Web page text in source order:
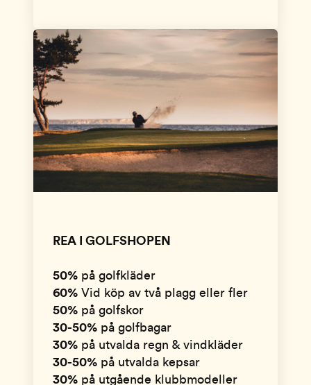
REA I GOLFSHOPEN
50% på golfkläder
60% Vid köp av två plagg eller fler
50% på golfskor
30-50% på golfbagar
30% på utvalda regn & vindkläder
30-50% på utvalda kepsar
30% på utgående klubbmodeller